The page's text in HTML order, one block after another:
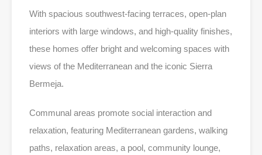
With spacious southwest-facing terraces, open-plan
interiors with large windows, and high-quality finishes,
these homes offer bright and welcoming spaces with
views of the Mediterranean and the iconic Sierra
Bermeja.
Communal areas promote social interaction and
relaxation, featuring Mediterranean gardens, walking
paths, relaxation areas, a pool, community lounge,